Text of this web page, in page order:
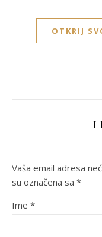
OTKRIJ
Vaša email adresa
su označena sa *
Ime *